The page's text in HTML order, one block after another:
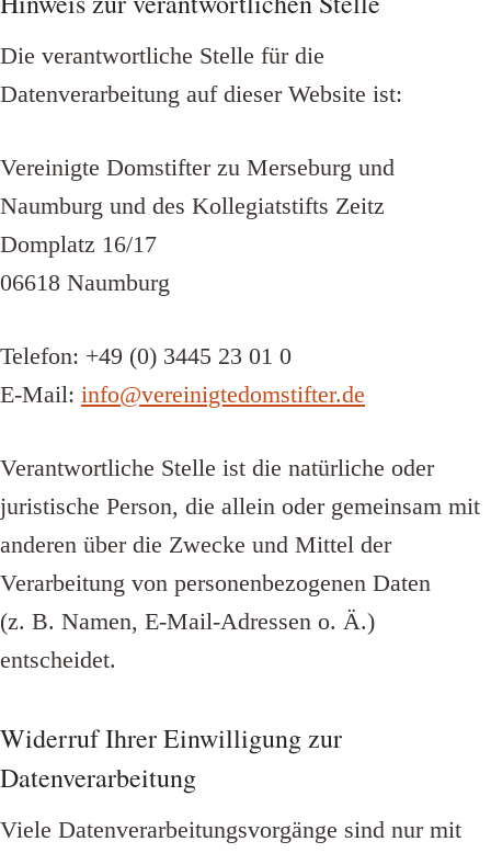
Die verantwortliche Stelle für die
Datenverarbeitung auf dieser Website ist:
Vereinigte Domstifter zu Merseburg und
Naumburg und des Kollegiatstifts Zeitz
Domplatz 16/17
06618 Naumburg
Telefon: +49 (0) 3445 23 01 0
E-Mail: info@vereinigtedomstifter.de
Verantwortliche Stelle ist die natürliche oder
juristische Person, die allein oder gemeinsam mit
anderen über die Zwecke und Mittel der
Verarbeitung von personenbezogenen Daten
(z. B. Namen, E-Mail-Adressen o. Ä.)
entscheidet.
Widerruf Ihrer Einwilligung zur
Datenverarbeitung
Viele Datenverarbeitungsvorgänge sind nur mit